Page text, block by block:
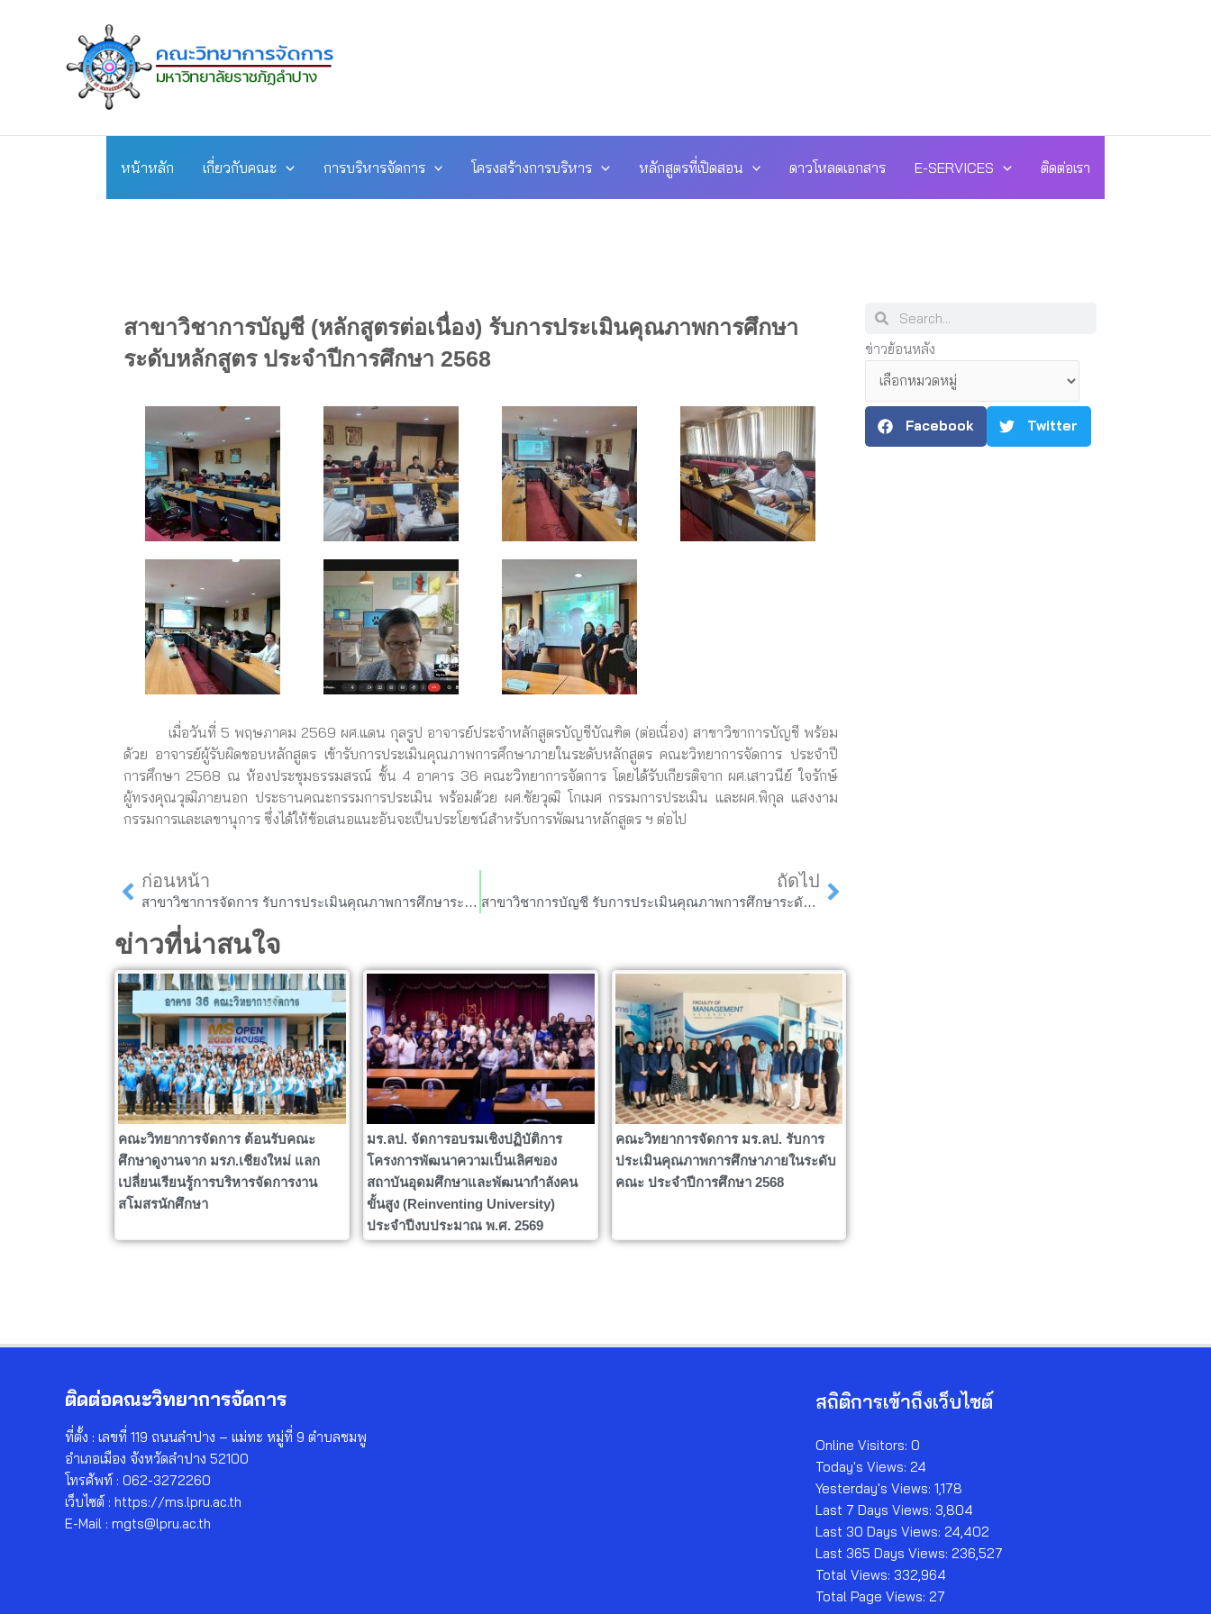
หน้าหลัก เกี่ยวกับคณะ การบริหารจัดการ โครงสร้างการบริหาร หลักสูตรที่เปิดสอน ดาวโหลดเอกสาร E-SERVICES ติดต่อเรา
สาขาวิชาการบัญชี (หลักสูตรต่อเนื่อง) รับการประเมินคุณภาพการศึกษา
ระดับหลักสูตร ประจำปีการศึกษา 2568
เมื่อวันที่ 5 พฤษภาคม 2569 ผศ.แดน กุลรูป อาจารย์ประจำหลักสูตรบัญชีบัณฑิต (ต่อเนื่อง) สาขาวิชาการบัญชี พร้อม
ด้วย อาจารย์ผู้รับผิดชอบหลักสูตร เข้ารับการประเมินคุณภาพการศึกษาภายในระดับหลักสูตร คณะวิทยาการจัดการ ประจำปี
การศึกษา 2568 ณ ห้องประชุมธรรมสรณ์ ชั้น 4 อาคาร 36 คณะวิทยาการจัดการ โดยได้รับเกียรติจาก ผศ.เสาวนีย์ ใจรักษ์
ผู้ทรงคุณวุฒิภายนอก ประธานคณะกรรมการประเมิน พร้อมด้วย ผศ.ชัยวุฒิ โกเมศ กรรมการประเมิน และผศ.พิกุล แสงงาม
กรรมการและเลขานุการ ซึ่งได้ให้ข้อเสนอแนะอันจะเป็นประโยชน์สำหรับการพัฒนาหลักสูตร ฯ ต่อไป
Prev
ก่อนหน้า
สาขาวิชาการจัดการ รับการประเมินคุณภาพการศึกษาระดับหลักสูตร ประจำปีการศึกษา 2568
ถัดไป
สาขาวิชาการบัญชี รับการประเมินคุณภาพการศึกษาระดับหลักสูตร ประจำปีการศึกษา 2568
Next
ข่าวที่น่าสนใจ
คณะวิทยาการจัดการ ต้อนรับคณะ
ศึกษาดูงานจาก มรภ.เชียงใหม่ แลก
เปลี่ยนเรียนรู้การบริหารจัดการงาน
สโมสรนักศึกษา
มร.ลป. จัดการอบรมเชิงปฏิบัติการ
โครงการพัฒนาความเป็นเลิศของ
สถาบันอุดมศึกษาและพัฒนากำลังคน
ขั้นสูง (Reinventing University)
ประจำปีงบประมาณ พ.ศ. 2569
คณะวิทยาการจัดการ มร.ลป. รับการ
ประเมินคุณภาพการศึกษาภายในระดับ
คณะ ประจำปีการศึกษา 2568
SearchSearch
ข่าวย้อนหลัง
ข่าว
ย้อน
หลัง
Facebook
Twitter
ติดต่อคณะวิทยาการจัดการ
ที่ตั้ง : เลขที่ 119 ถนนลำปาง – แม่ทะ หมู่ที่ 9 ตำบลชมพู
อำเภอเมือง จังหวัดลำปาง 52100
โทรศัพท์ : 062-3272260
เว็บไซต์ : https://ms.lpru.ac.th
E-Mail : mgts@lpru.ac.th
สถิติการเข้าถึงเว็บไซต์
Online Visitors:0
Today's Views:24
Yesterday's Views:1,178
Last 7 Days Views: 3,804
Last 30 Days Views:24,402
Last 365 Days Views:236,527
Total Views: 332,964
Total Page Views:27